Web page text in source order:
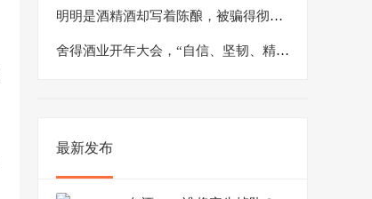
明明是酒精酒却写着陈酿，被骗得彻彻底底
舍得酒业开年大会，“自信、坚韧、精益、创造”八个字绘就2024发展蓝图
最新发布